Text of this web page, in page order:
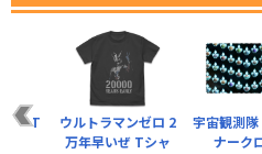
宇宙観測隊
ナーク
ー T
ウルトラマンゼロ 2
万年早いぜ Tシャ